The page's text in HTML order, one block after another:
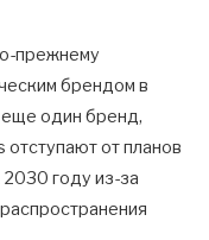
прежнему
брендом в
еще один бренд,
от планов
году из-за